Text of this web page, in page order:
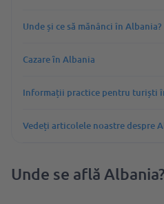
Unde și ce să mănânci în Albania?
Cazare ȋn Albania
Informații practice pentru turiști
Vedeți articolele noastre despre
Unde se află Albania?